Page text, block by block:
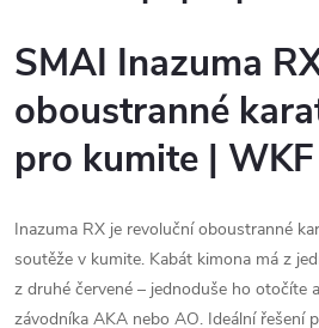
SMAI Inazuma
oboustranné
pro kumite |
Inazuma RX je revoluční oboustranné
soutěže v kumite. Kabát kimona má z
z druhé červené – jednoduše ho otočíte
závodníka AKA nebo AO. Ideální řešení